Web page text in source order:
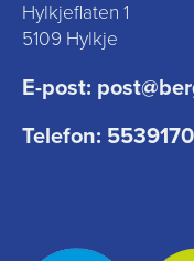
Hylkjeflaten 1
5109 Hylkje
E-post:
Telefon: